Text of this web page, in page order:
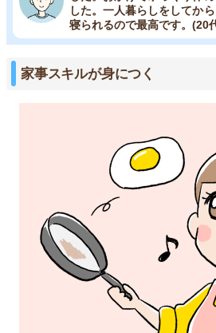
した。一人暮らしをしてか
寝られるので最高です。(20
家事スキルが身につく